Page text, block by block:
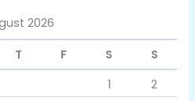
2026
T F S
S
1
2